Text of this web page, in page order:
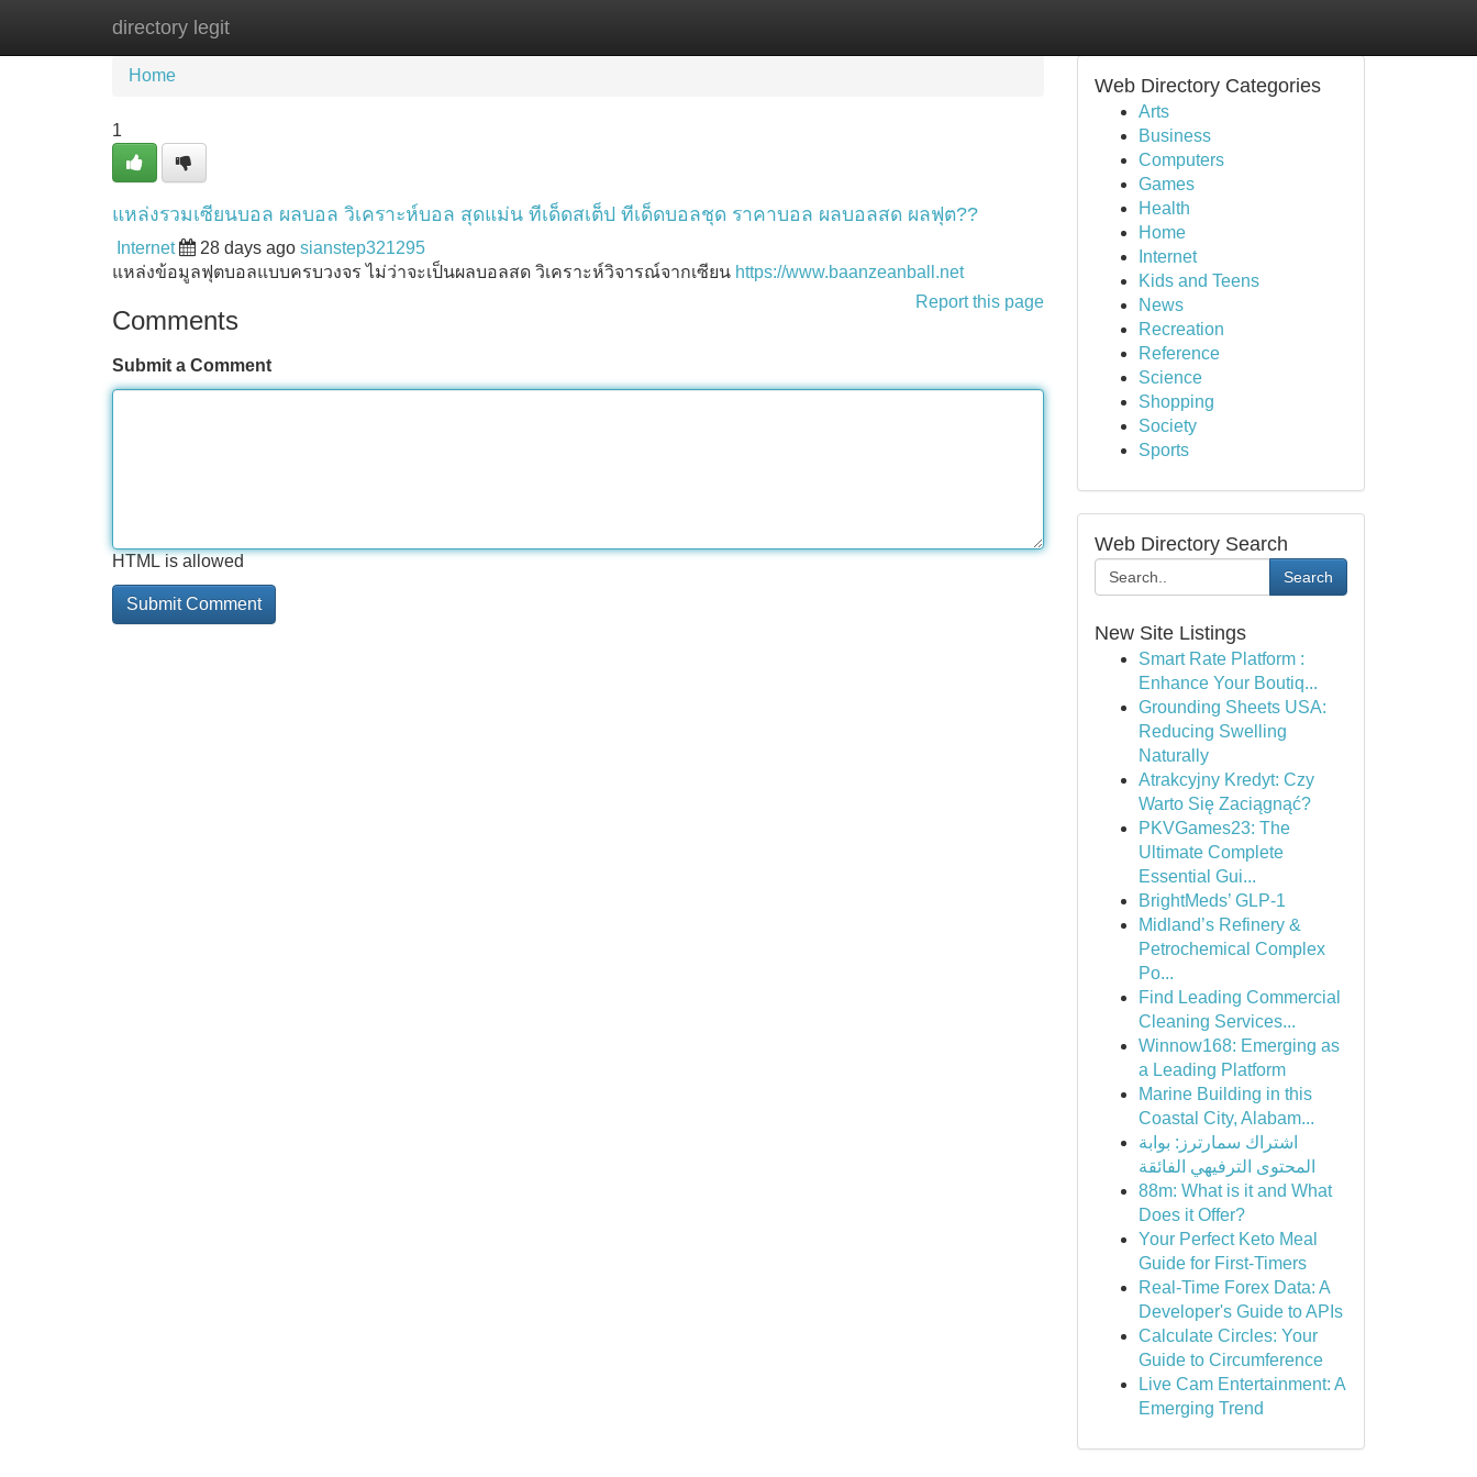
directory legit
Home New Site Listings
Home
1
แหล่งรวมเซียนบอล ผลบอล วิเคราะห์บอล สุดแม่น ทีเด็ดสเต็ป ทีเด็ดบอลชุด ราคาบอล ผลบอลสด ผลฟุต??
Internet 28 days ago sianstep321295
แหล่งข้อมูลฟุตบอลแบบครบวงจร ไม่ว่าจะเป็นผลบอลสด วิเคราะห์วิจารณ์จากเซียน https://www.baanzeanball.net
Report this page
Comments
Submit a Comment
HTML is allowed
Web Directory Categories
Arts
Business
Computers
Games
Health
Home
Internet
Kids and Teens
News
Recreation
Reference
Science
Shopping
Society
Sports
Web Directory Search
Search
New Site Listings
Smart Rate Platform :
Enhance Your Boutiq...
Grounding Sheets USA:
Reducing Swelling
Naturally
Atrakcyjny Kredyt: Czy
Warto Się Zaciągnąć?
PKVGames23: The
Ultimate Complete
Essential Gui...
BrightMeds’ GLP-1
Midland’s Refinery &
Petrochemical Complex
Po...
Find Leading Commercial
Cleaning Services...
Winnow168: Emerging as
a Leading Platform
Marine Building in this
Coastal City, Alabam...
اشتراك سمارترز: بوابة
المحتوى الترفيهي الفائقة
88m: What is it and What
Does it Offer?
Your Perfect Keto Meal
Guide for First-Timers
Real-Time Forex Data: A
Developer's Guide to APIs
Calculate Circles: Your
Guide to Circumference
Live Cam Entertainment: A
Emerging Trend